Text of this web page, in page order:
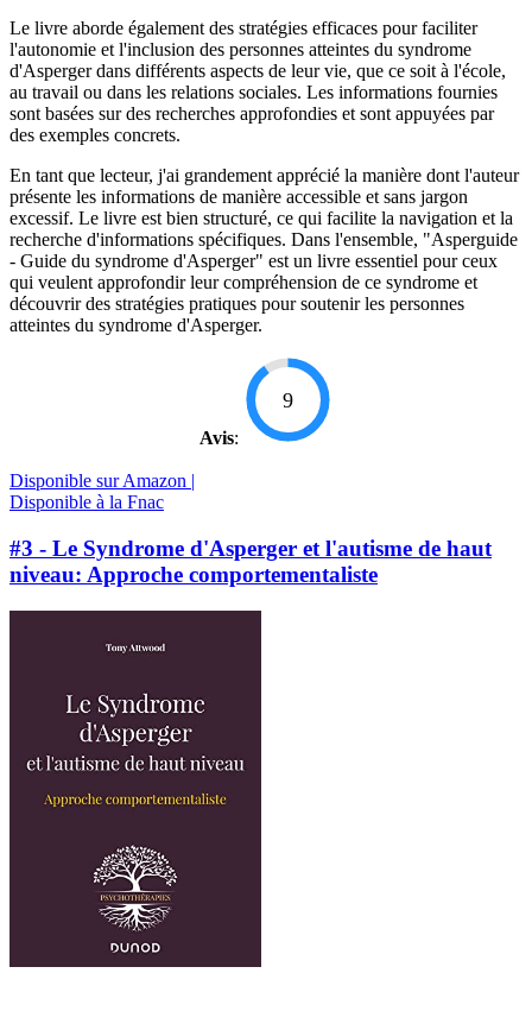
Le livre aborde également des stratégies efficaces pour faciliter
l'autonomie et l'inclusion des personnes atteintes du syndrome
d'Asperger dans différents aspects de leur vie, que ce soit à l'école,
au travail ou dans les relations sociales. Les informations fournies
sont basées sur des recherches approfondies et sont appuyées par
des exemples concrets.
En tant que lecteur, j'ai grandement apprécié la manière dont l'auteur
présente les informations de manière accessible et sans jargon
excessif. Le livre est bien structuré, ce qui facilite la navigation et la
recherche d'informations spécifiques. Dans l'ensemble, "Asperguide
- Guide du syndrome d'Asperger" est un livre essentiel pour ceux
qui veulent approfondir leur compréhension de ce syndrome et
découvrir des stratégies pratiques pour soutenir les personnes
atteintes du syndrome d'Asperger.
Avis:
9
Disponible sur Amazon |
Disponible à la Fnac
#3 - Le Syndrome d'Asperger et l'autisme de haut
niveau: Approche comportementaliste